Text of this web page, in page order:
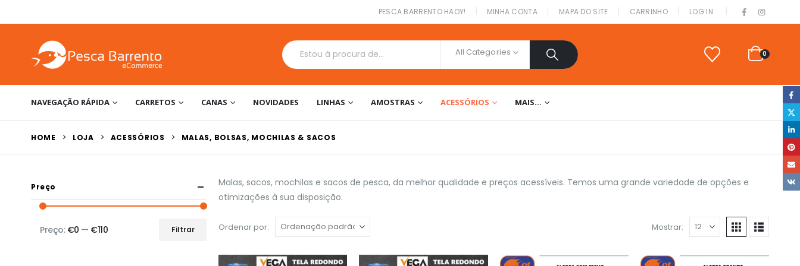
PESCA BARRENTO HAOY! MINHA CONTA MAPA DO SITE CARRINHO LOG IN
All Categories 0
NAVEGAÇÃO RÁPIDA CARRETOS CANAS NOVIDADES LINHAS AMOSTRAS ACESSÓRIOS MAIS…
HOME LOJA ACESSÓRIOS MALAS, BOLSAS, MOCHILAS & SACOS
Malas, sacos, mochilas e sacos de pesca, da melhor qualidade e preços acessíveis. Temos uma grande variedade de opções e
otimizações à sua disposição.
Ordenar por: Mostrar:
Preço
Preço
Preço
Filtrar
Preço: €0 — €110